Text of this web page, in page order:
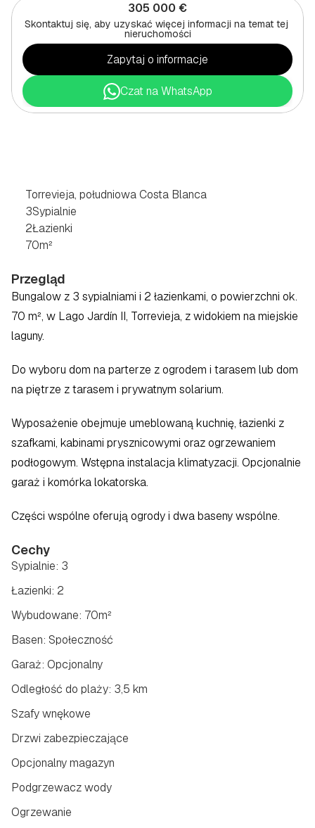
305 000 €
Skontaktuj się, aby uzyskać więcej informacji na temat tej
nieruchomości
Zapytaj o informacje
Czat na WhatsApp
Torrevieja, południowa Costa Blanca
3Sypialnie
2Łazienki
70m²
Przegląd
Bungalow z 3 sypialniami i 2 łazienkami, o powierzchni ok.
70 m², w Lago Jardín II, Torrevieja, z widokiem na miejskie
laguny.
Do wyboru dom na parterze z ogrodem i tarasem lub dom
na piętrze z tarasem i prywatnym solarium.
Wyposażenie obejmuje umeblowaną kuchnię, łazienki z
szafkami, kabinami prysznicowymi oraz ogrzewaniem
podłogowym. Wstępna instalacja klimatyzacji. Opcjonalnie
garaż i komórka lokatorska.
Części wspólne oferują ogrody i dwa baseny wspólne.
Cechy
Łazienki: 2
Wybudowane: 70m²
Sypialnie: 3
Basen: Społeczność
Garaż: Opcjonalny
Odległość do plaży: 3,5 km
Szafy wnękowe
Drzwi zabezpieczające
Opcjonalny magazyn
Podgrzewacz wody
Ogrzewanie